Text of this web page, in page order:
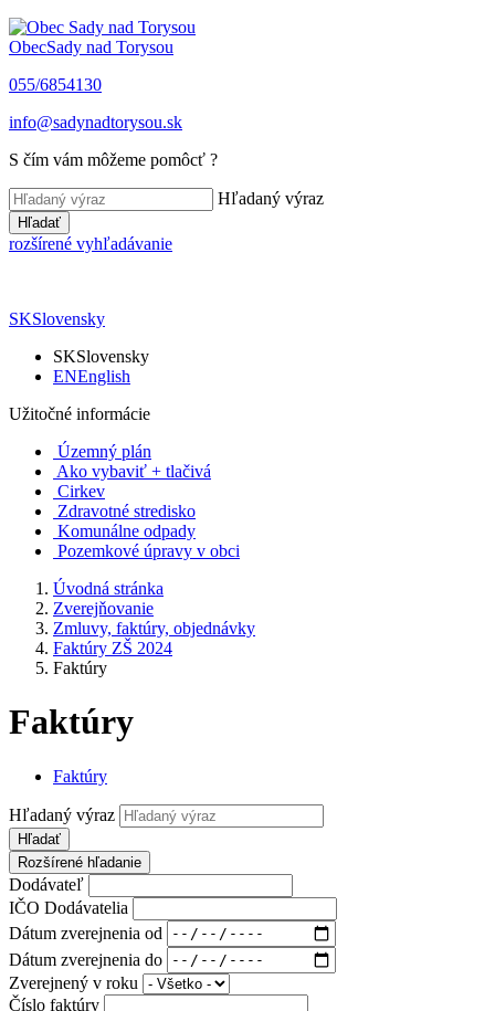
ObecSady nad Torysou
055/6854130
info@sadynadtorysou.sk
S čím vám môžeme pomôcť ?
Hľadaný výraz
Hľadať
rozšírené vyhľadávanie
SKSlovensky
SKSlovensky
ENEnglish
Užitočné informácie
Územný plán
Ako vybaviť + tlačivá
Cirkev
Zdravotné stredisko
Komunálne odpady
Pozemkové úpravy v obci
Úvodná stránka
Zverejňovanie
Zmluvy, faktúry, objednávky
Faktúry ZŠ 2024
Faktúry
Faktúry
Faktúry
Hľadaný výraz
Hľadať
Rozšírené hľadanie
Dodávateľ
IČO Dodávatelia
Dátum zverejnenia od
Dátum zverejnenia do
Zverejnený v roku
Číslo faktúry